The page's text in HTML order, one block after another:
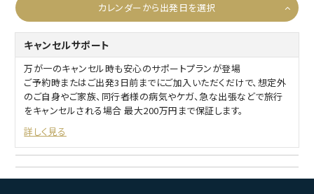
カレンダーから出発日を選択
キャンセルサポート
万が一のキャンセル時も安心のサポートプランが登場
ご予約時またはご出発3日前までにご加入いただくだけで、想定外
のご自身やご家族、同行者様の病気やケガ、急な出張などで旅行
をキャンセルされる場合 最大200万円まで保証します。
詳しく見る